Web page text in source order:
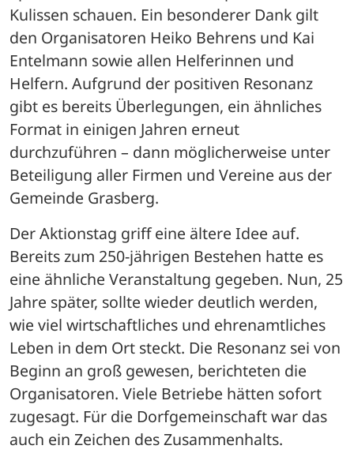
Kulissen schauen. Ein besonderer Dank gilt
den Organisatoren Heiko Behrens und Kai
Entelmann sowie allen Helferinnen und
Helfern. Aufgrund der positiven Resonanz
gibt es bereits Überlegungen, ein ähnliches
Format in einigen Jahren erneut
durchzuführen – dann möglicherweise unter
Beteiligung aller Firmen und Vereine aus der
Gemeinde Grasberg.
Der Aktionstag griff eine ältere Idee auf.
Bereits zum 250-jährigen Bestehen hatte es
eine ähnliche Veranstaltung gegeben. Nun, 25
Jahre später, sollte wieder deutlich werden,
wie viel wirtschaftliches und ehrenamtliches
Leben in dem Ort steckt. Die Resonanz sei von
Beginn an groß gewesen, berichteten die
Organisatoren. Viele Betriebe hätten sofort
zugesagt. Für die Dorfgemeinschaft war das
auch ein Zeichen des Zusammenhalts.